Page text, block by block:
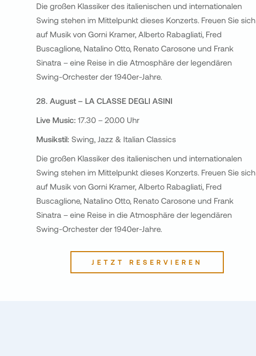
Die großen Klassiker des italienischen und internationalen
Swing stehen im Mittelpunkt dieses Konzerts. Freuen Sie sich
auf Musik von Gorni Kramer, Alberto Rabagliati, Fred
Buscaglione, Natalino Otto, Renato Carosone und Frank
Sinatra – eine Reise in die Atmosphäre der legendären
Swing-Orchester der 1940er-Jahre.
28 . August – LA CLASSE DEGLI ASINI
Live Music: 17.30 – 20.00 Uhr
Musikstil: Swing, Jazz & Italian Classics
Die großen Klassiker des italienischen und internationalen
Swing stehen im Mittelpunkt dieses Konzerts. Freuen Sie sich
auf Musik von Gorni Kramer, Alberto Rabagliati, Fred
Buscaglione, Natalino Otto, Renato Carosone und Frank
Sinatra – eine Reise in die Atmosphäre der legendären
Swing-Orchester der 1940er-Jahre.
JETZT RESERVIEREN